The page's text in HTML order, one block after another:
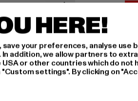
-
HERE!
your preferences, analyse use
addition, we allow partners to
or other countries which do not
settings". By clicking on